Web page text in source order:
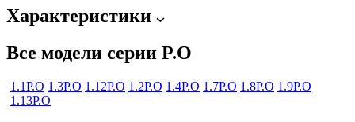
Характеристики
Все модели серии P.O
1.1P.O 1.3P.O 1.12P.O 1.2P.O 1.4P.O 1.7P.O 1.8P.O 1.9P.O
1.13P.O